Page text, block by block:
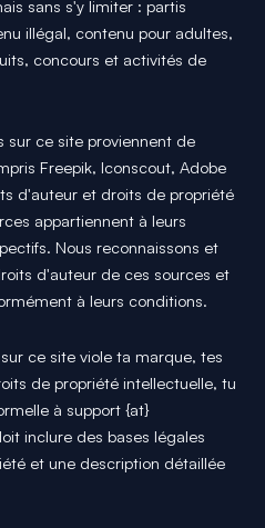
sans s'y limiter : partis
illégal, contenu pour adultes,
concours et activités de
sur ce site proviennent de
Freepik, Iconscout, Adobe
d'auteur et droits de propriété
appartiennent à leurs
Nous reconnaissons et
d'auteur de ces sources et
à leurs conditions.
ce site viole ta marque, tes
de propriété intellectuelle, tu
à support {at}
inclure des bases légales
et une description détaillée